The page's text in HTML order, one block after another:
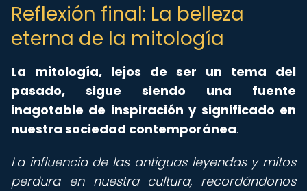
Reflexión final: La belleza
eterna de la mitología
La mitología, lejos de ser un tema del
pasado, sigue siendo una fuente
inagotable de inspiración y significado en
nuestra sociedad contemporánea.
La influencia de las antiguas leyendas y mitos
perdura en nuestra cultura, recordándonos